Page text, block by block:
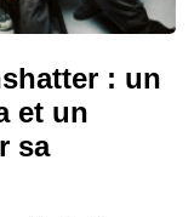
: un
et un
sa